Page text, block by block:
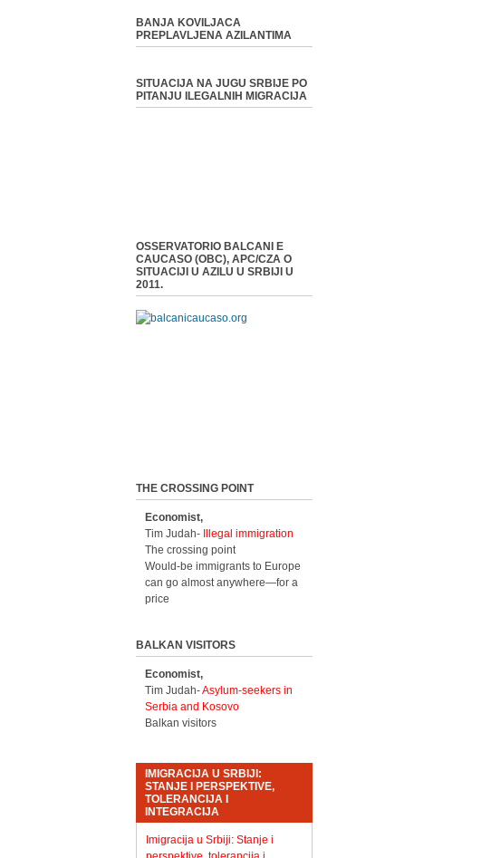
BANJA KOVILJACA
PREPLAVLJENA AZILANTIMA
SITUACIJA NA JUGU SRBIJE PO
PITANJU ILEGALNIH MIGRACIJA
OSSERVATORIO BALCANI E
CAUCASO (OBC), APC/CZA O
SITUACIJI U AZILU U SRBIJI U
2011.
THE CROSSING POINT
Economist,
Tim Judah-
Illegal immigration
The crossing point
Would-be immigrants to Europe
can go almost anywhere—for a
price
BALKAN VISITORS
Economist,
Tim Judah-Asylum-seekers in
Serbia and Kosovo
Balkan visitors
IMIGRACIJA U SRBIJI:
STANJE I PERSPEKTIVE,
TOLERANCIJA I
INTEGRACIJA
Imigracija u Srbiji: Stanje i